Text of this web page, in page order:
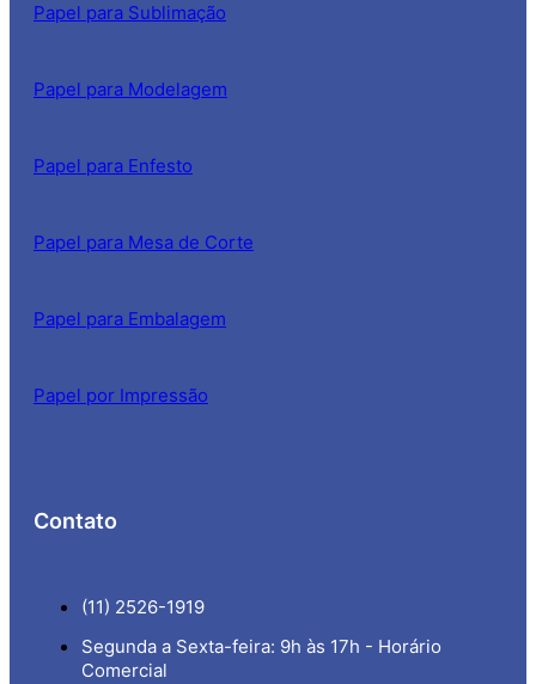
Papel para Sublimação
Papel para Modelagem
Papel para Enfesto
Papel para Mesa de Corte
Papel para Embalagem
Papel por Impressão
Contato
(11) 2526-1919
Segunda a Sexta-feira: 9h às 17h - Horário
Comercial